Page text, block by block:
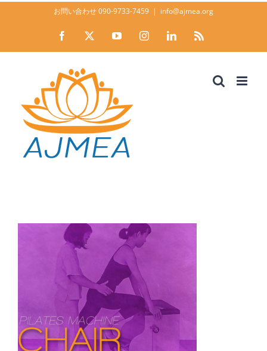
お問い合わせ 090-9733-7459 | info@ajmea.org
Facebook YouTubeInstagramLinkedInRss